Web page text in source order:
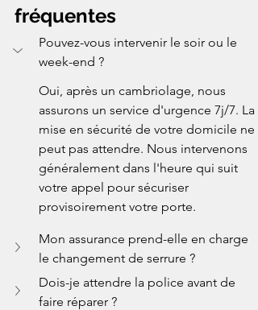
fréquentes
Pouvez-vous intervenir le soir ou le
week-end ?
Oui, après un cambriolage, nous
assurons un service d'urgence 7j/7. La
mise en sécurité de votre domicile ne
peut pas attendre. Nous intervenons
généralement dans l'heure qui suit
votre appel pour sécuriser
provisoirement votre porte.
Mon assurance prend-elle en charge
le changement de serrure ?
Dois-je attendre la police avant de
faire réparer ?